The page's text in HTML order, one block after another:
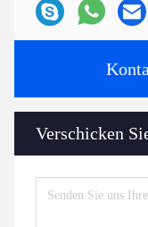
Verschicken